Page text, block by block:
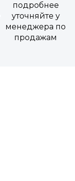
подробнее
уточняйте у
менеджера по
продажам